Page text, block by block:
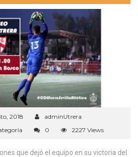
2018
adminUtrera
0 2227 Views
que dejó el equipo en su victoria del